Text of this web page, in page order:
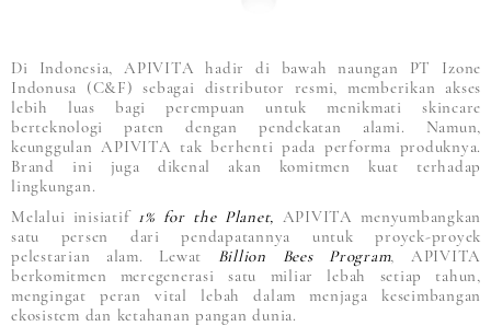
Di Indonesia, APIVITA hadir di bawah naungan PT Izone
Indonusa (C&F) sebagai distributor resmi, memberikan akses
lebih luas bagi perempuan untuk menikmati skincare
berteknologi paten dengan pendekatan alami. Namun,
keunggulan APIVITA tak berhenti pada performa produknya.
Brand ini juga dikenal akan komitmen kuat terhadap
lingkungan.
Melalui inisiatif 1% for the Planet,
APIVITA menyumbangkan
satu persen dari pendapatannya untuk proyek-proyek
pelestarian alam. Lewat
Billion Bees Program, APIVITA
berkomitmen meregenerasi satu miliar lebah setiap tahun,
mengingat peran vital lebah dalam menjaga keseimbangan
ekosistem dan ketahanan pangan dunia.